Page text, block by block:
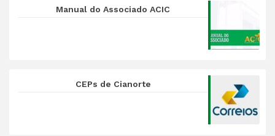
Manual do Associado ACIC
CEPs de Cianorte